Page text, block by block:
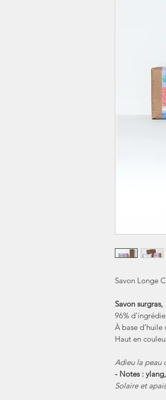
Savon Longe
Savon surgras,
96%
À base d’huile
Haut en
Adieu la peau
- Notes :
Solaire et